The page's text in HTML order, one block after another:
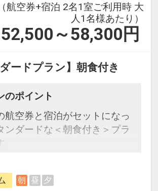
（航空券+宿泊 2名1室ご利用時 大
人1名様あたり）
52,500～58,300 円
ダードプラン】朝食付き
のポイント
航空券と宿泊がセットになっ
ンダードな＜朝食付き＞プラ
ダイナミックパッケージだか
都市滞在はもちろん周遊旅行
朝 昼 夕